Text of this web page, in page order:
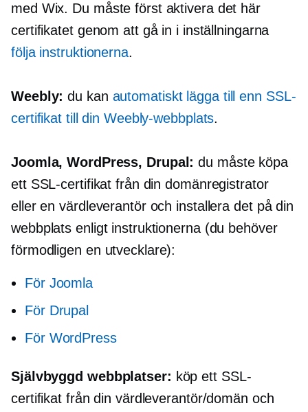
med Wix. Du måste först aktivera det här
certifikatet genom att gå in i inställningarna
följa instruktionerna.
Weebly: du kan automatiskt lägga till enn SSL-
certifikat till din Weebly-webbplats.
Joomla, WordPress, Drupal: du måste köpa
ett SSL-certifikat från din domänregistrator
eller en värdleverantör och installera det på din
webbplats enligt instruktionerna (du behöver
förmodligen en utvecklare):
För Joomla
För Drupal
För WordPress
Självbyggd webbplatser: köp ett SSL-
certifikat från din värdleverantör/domän och